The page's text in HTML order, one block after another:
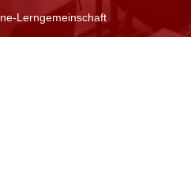
Lerngemeinschaft